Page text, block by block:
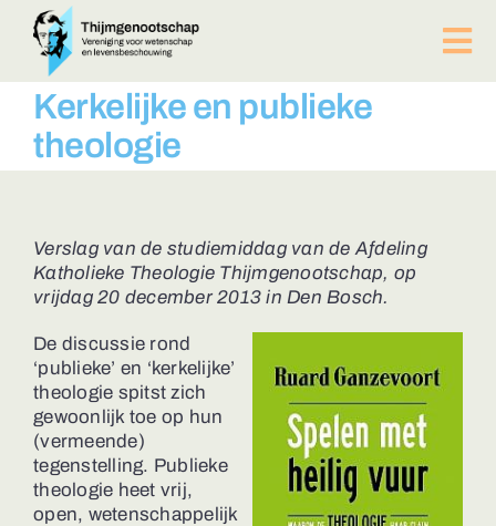
naar
inhoud
BIJEENKOMSTEN
ACTUEEL
Lid worden?
Contact
ZOEKEN
NAAR:
Kerkelijke en publieke
theologie
Verslag van de studiemiddag van de Afdeling
Katholieke Theologie Thijmgenootschap, op
vrijdag 20 december 2013 in Den Bosch.
De discussie rond
‘publieke’ en ‘kerkelijke’
theologie spitst zich
gewoonlijk toe op hun
(vermeende)
tegenstelling. Publieke
theologie heet vrij,
open, wetenschappelijk